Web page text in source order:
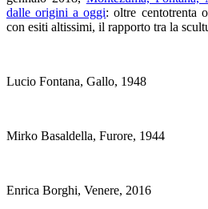
dalle origini a oggi: oltre centotrenta
con esiti altissimi, il rapporto tra la
Lucio Fontana, Gallo, 1948
Mirko Basaldella, Furore, 1944
Enrica Borghi, Venere, 2016